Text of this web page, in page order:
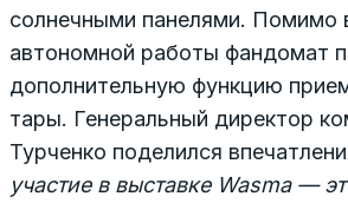
солнечными панелями. Помимо
автономной работы фандомат
дополнительную функцию
тары. Генеральный директор
Турченко поделился
участие в выставке Wasma —